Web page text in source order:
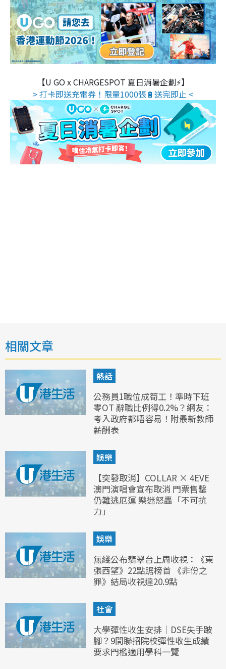
【U GO x CHARGESPOT 夏日消暑企劃⚡】
> 打卡即送充電券！限量1000張🔋送完即止 <
相關文章
熱話
公務員1職位成筍工！準時下班
零OT 辭職比例得0.2%？網友：
考入政府都唔容易！附最新教師
薪酬表
娛樂
【突發取消】COLLAR × 4EVE
澳門演唱會宣布取消 門票售罄
仍難逃厄運 樂迷怒轟「不可抗
力」
娛樂
無綫公布翡翠台上周收視：《東
張西望》22點踞榜首 《非份之
罪》結局收視達20.9點
社會
大學彈性收生安排｜DSE失手跛
腳？9間聯招院校彈性收生成績
要求門檻適用學科一覽